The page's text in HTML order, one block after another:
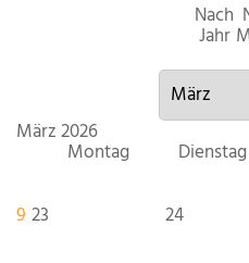
Nach
Jahr
März 2026
Montag Dienstag
9 23 24